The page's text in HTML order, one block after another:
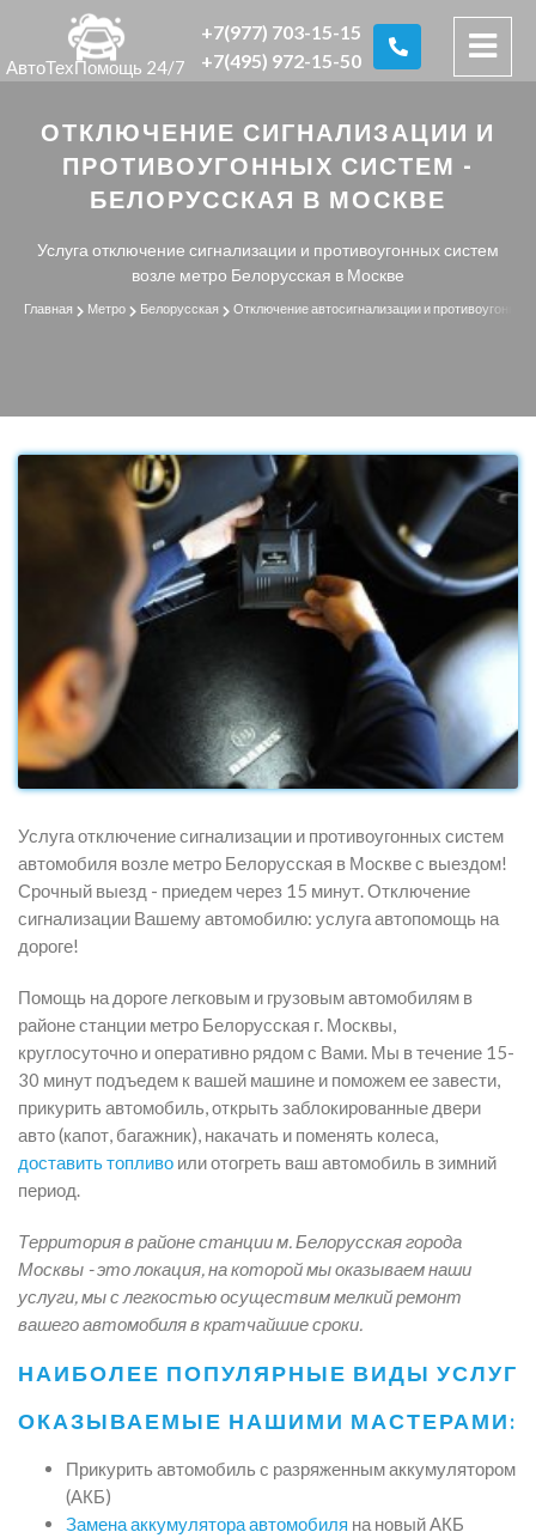
АвтоТехПомощь 24/7
+7(977) 703-15-15
+7(495) 972-15-50
ОТКЛЮЧЕНИЕ СИГНАЛИЗАЦИИ И
ПРОТИВОУГОННЫХ СИСТЕМ -
БЕЛОРУССКАЯ В МОСКВЕ
Услуга отключение сигнализации и противоугонных систем
возле метро Белорусская в Москве
Главная Метро Белорусская Отключение автосигнализации и
Услуга отключение сигнализации и противоугонных систем
автомобиля возле метро Белорусская в Москве с выездом!
Срочный выезд - приедем через 15 минут. Отключение
сигнализации Вашему автомобилю: услуга автопомощь на
дороге!
Помощь на дороге легковым и грузовым автомобилям в
районе станции метро Белорусская г. Москвы,
круглосуточно и оперативно рядом с Вами. Мы в течение 15-
30 минут подъедем к вашей машине и поможем ее завести,
прикурить автомобиль, открыть заблокированные двери
авто (капот, багажник), накачать и поменять колеса,
доставить топливо или отогреть ваш автомобиль в зимний
период.
Территория в районе станции м. Белорусская города
Москвы - это локация, на которой мы оказываем наши
услуги, мы с легкостью осуществим мелкий ремонт
вашего автомобиля в кратчайшие сроки.
НАИБОЛЕЕ ПОПУЛЯРНЫЕ ВИДЫ УСЛУГ
ОКАЗЫВАЕМЫЕ НАШИМИ МАСТЕРАМИ:
Прикурить автомобиль с разряженным аккумулятором
(АКБ)
Замена аккумулятора автомобиля на новый АКБ